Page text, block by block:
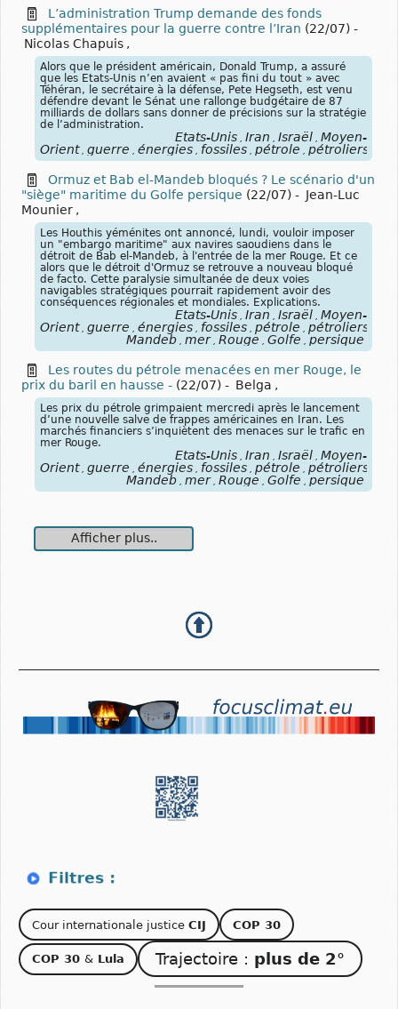
L’administration Trump demande des fonds
supplémentaires pour la guerre contre l’Iran (22/07) -
Nicolas Chapuis ,
Alors que le président américain, Donald Trump, a assuré
que les Etats-Unis n’en avaient « pas fini du tout » avec
Téhéran, le secrétaire à la défense, Pete Hegseth, est venu
défendre devant le Sénat une rallonge budgétaire de 87
milliards de dollars sans donner de précisions sur la stratégie
de l’administration.
États-Unis , Iran , Israël , Moyen-
Orient , guerre , énergies , fossiles , pétrole , pétroliers
Ormuz et Bab el-Mandeb bloqués ? Le scénario d'un
"siège" maritime du Golfe persique (22/07) - Jean-Luc
Mounier ,
Les Houthis yéménites ont annoncé, lundi, vouloir imposer
un "embargo maritime" aux navires saoudiens dans le
détroit de Bab el-Mandeb, à l'entrée de la mer Rouge. Et ce
alors que le détroit d'Ormuz se retrouve a nouveau bloqué
de facto. Cette paralysie simultanée de deux voies
navigables stratégiques pourrait rapidement avoir des
conséquences régionales et mondiales. Explications.
États-Unis , Iran , Israël , Moyen-
Orient , guerre , énergies , fossiles , pétrole , pétroliers
Mandeb , mer , Rouge , Golfe , persique
Les routes du pétrole menacées en mer Rouge, le
prix du baril en hausse - (22/07) - Belga ,
Les prix du pétrole grimpaient mercredi après le lancement
d’une nouvelle salve de frappes américaines en Iran. Les
marchés financiers s’inquiètent des menaces sur le trafic en
mer Rouge.
États-Unis , Iran , Israël , Moyen-
Orient , guerre , énergies , fossiles , pétrole , pétroliers
Mandeb , mer , Rouge , Golfe , persique
Afficher plus..
Cour internationale justice CIJ COP 30
COP 30 & Lula Trajectoire : plus de 2°